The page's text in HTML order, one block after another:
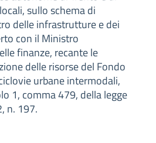
sullo schema di
delle infrastrutture e dei
con il Ministro
finanze, recante le
delle risorse del Fondo
urbane intermodali,
1, comma 479, della legge
n. 197.